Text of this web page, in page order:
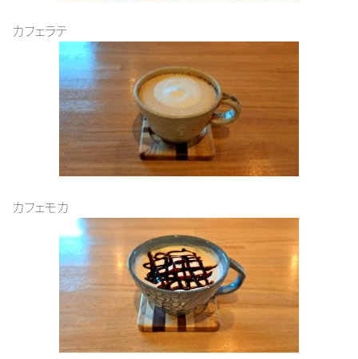
カフェラテ
カフェモカ